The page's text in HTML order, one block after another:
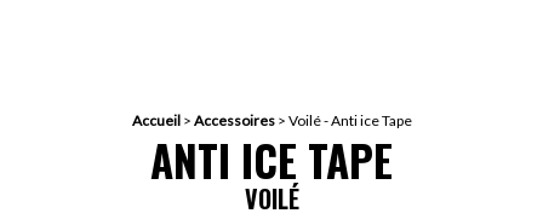
Accueil> Accessoires> Voilé - Anti ice Tape
ANTI ICE TAPE
VOILÉ